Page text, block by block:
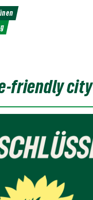
friendly city